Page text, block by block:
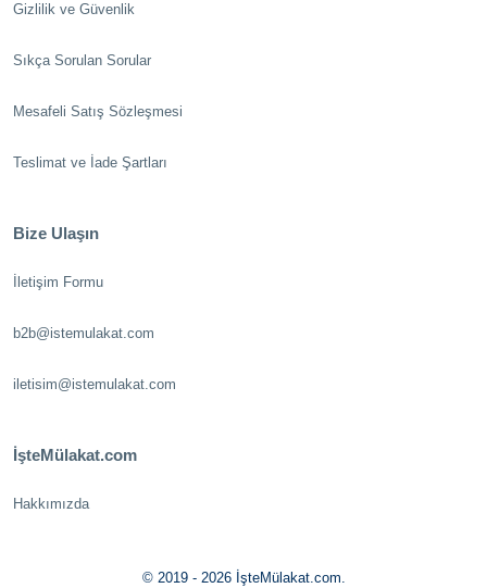
Gizlilik ve Güvenlik
Sıkça Sorulan Sorular
Mesafeli Satış Sözleşmesi
Teslimat ve İade Şartları
Bize Ulaşın
İletişim Formu
b2b@istemulakat.com
iletisim@istemulakat.com
İşteMülakat.com
Hakkımızda
© 2019 - 2026 İşteMülakat.com.